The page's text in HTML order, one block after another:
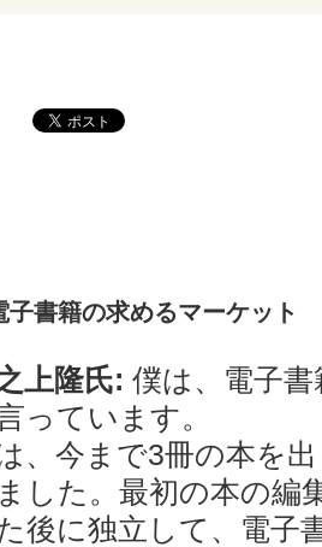
子書籍の求めるマーケット
上隆氏: 僕は、電子
っています。
、今まで3冊の本を
した。最初の本の編
後に独立して、電子